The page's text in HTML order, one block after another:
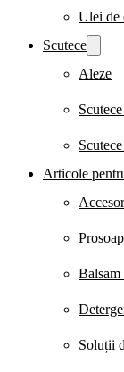
Ulei de
Scutece
Aleze
Articole
Balsam
Soluții